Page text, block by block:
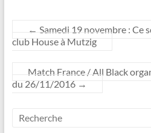
← Samedi 19 novembre : Ce
club House à Mutzig
Match France / All Black
du 26/11/2016 →